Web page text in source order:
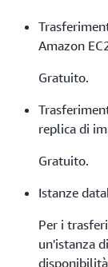
Amazon
Gratuito.
replica di
Gratuito.
Istanze
Per i
un'istanza